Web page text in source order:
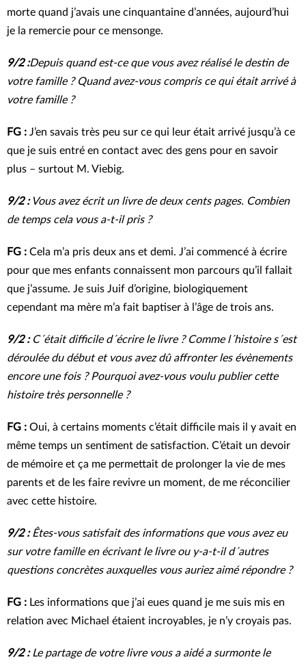
morte quand j’avais une cinquantaine d’années, aujourd’hui
je la remercie pour ce mensonge.
9/2 :Depuis quand est-ce que vous avez réalisé le destin de
votre famille ? Quand avez-vous compris ce qui était arrivé à
votre famille ?
FG : J’en savais très peu sur ce qui leur était arrivé jusqu’à ce
que je suis entré en contact avec des gens pour en savoir
plus – surtout M. Viebig.
9/2 :Vous avez écrit un livre de deux cents pages. Combien
de temps cela vous a-t-il pris ?
FG : Cela m’a pris deux ans et demi. J’ai commencé à écrire
pour que mes enfants connaissent mon parcours qu’il fallait
que j’assume. Je suis Juif d’origine, biologiquement
cependant ma mère m’a fait baptiser à l’âge de trois ans.
9/2 : C´était difficile d´écrire le livre ? Comme l´histoire s´est
déroulée du début et vous avez dû affronter les évènements
encore une fois ? Pourquoi avez-vous voulu publier cette
histoire très personnelle ?
FG : Oui, à certains moments c’était difficile mais il y avait en
même temps un sentiment de satisfaction. C’était un devoir
de mémoire et ça me permettait de prolonger la vie de mes
parents et de les faire revivre un moment, de me réconcilier
avec cette histoire.
9/2 :Êtes-vous satisfait des informations que vous avez eu
sur votre famille en écrivant le livre ou y-a-t-il d´autres
questions concrètes auxquelles vous auriez aimé répondre ?
FG : Les informations que j’ai eues quand je me suis mis en
relation avec Michael étaient incroyables, je n’y croyais pas.
9/2 :Le partage de votre livre vous a aidé a surmonte le